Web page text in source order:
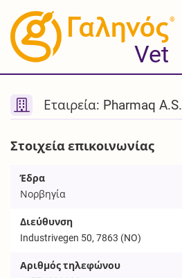
®
Vet
Εταιρεία: Pharmaq A.S.
Στοιχεία επικοινωνίας
Έδρα
Νορβηγία
Διεύθυνση
Industrivegen 50, 7863 (NO)
Αριθμός τηλεφώνου